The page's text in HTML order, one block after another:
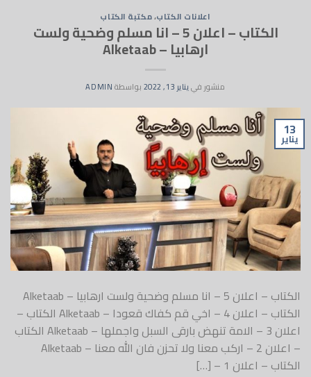
اعلانات الكتاب،مكتبة الكتاب
الكتاب – اعلان 5 – انا مسلم وضحية ولست
ارهابيا – Alketaab
منشور فييناير 13, 2022 بواسطةADMIN
13
يناير
الكتاب – اعلان 4 – اخي قم كفاك قعودا – Alketaab الكتاب –
اعلان 3 – الامة تنهض بارقى السبل واجملها – Alketaab الكتاب
– اعلان 2 – اركب معنا ولا تحزن فان الله معنا – Alketaab
الكتاب – اعلان 1 – […]